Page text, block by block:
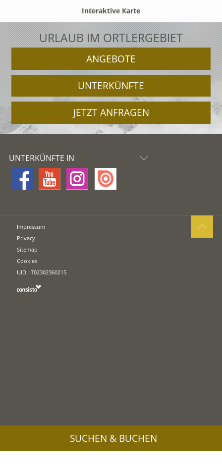
Interaktive Karte
URLAUB IM ORTLERGEBIET
ANGEBOTE
UNTERKÜNFTE
JETZT ANFRAGEN
UNTERKÜNFTE IN
Impressum
Privacy
Sitemap
Cookies
UID: IT02302360215
SUCHEN & BUCHEN